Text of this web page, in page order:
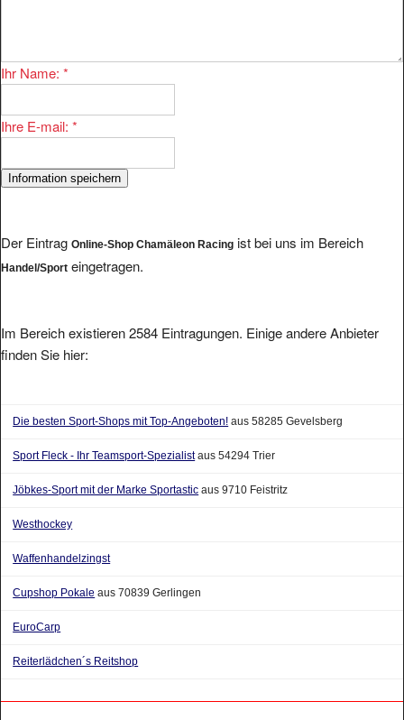
Ihr Name: *
Ihre E-mail: *
Der Eintrag Online-Shop Chamäleon Racing ist bei uns im Bereich
Handel/Sport eingetragen.
Im Bereich existieren 2584 Eintragungen. Einige andere Anbieter
finden Sie hier:
Die besten Sport-Shops mit Top-Angeboten! aus 58285 Gevelsberg
Sport Fleck - Ihr Teamsport-Spezialistaus 54294 Trier
Jöbkes-Sport mit der Marke Sportastic aus 9710 Feistritz
Westhockey
Waffenhandelzingst
Cupshop Pokale aus 70839 Gerlingen
EuroCarp
Reiterlädchen´s Reitshop